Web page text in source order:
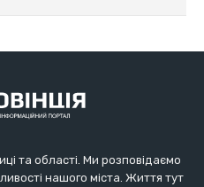
та області. Ми розповідаємо
нашого міста. Життя тут